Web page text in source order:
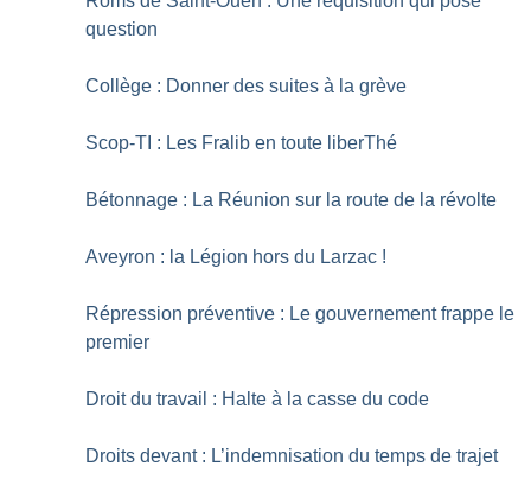
question
Collège : Donner des suites à la grève
Scop-TI : Les Fralib en toute liberThé
Bétonnage : La Réunion sur la route de la révolte
Aveyron : la Légion hors du Larzac !
Répression préventive : Le gouvernement frappe le
premier
Droit du travail : Halte à la casse du code
Droits devant : L’indemnisation du temps de trajet